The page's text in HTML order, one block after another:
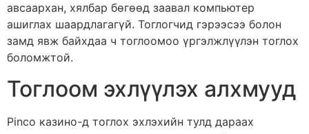
авсаархан, хялбар бөгөөд заавал компьютер
ашиглах шаардлагагүй. Тоглогчид гэрээсээ болон
замд явж байхдаа ч тоглоомоо үргэлжлүүлэн тоглох
боломжтой.
Тоглоом эхлүүлэх алхмууд
Pinco казино-д тоглох эхлэхийн тулд дараах